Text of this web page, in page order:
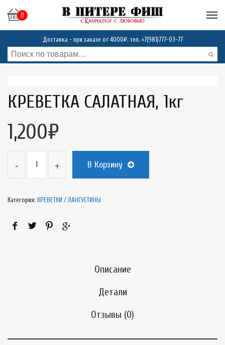
0
Доставка - при заказе от 4000₽. тел. +7(981)777-03-77
КРЕВЕТКА САЛАТНАЯ, 1кг
1,200₽
В Корзину
Категория: КРЕВЕТКИ / ЛАНГУСТИНЫ
Описание
Детали
Отзывы (0)